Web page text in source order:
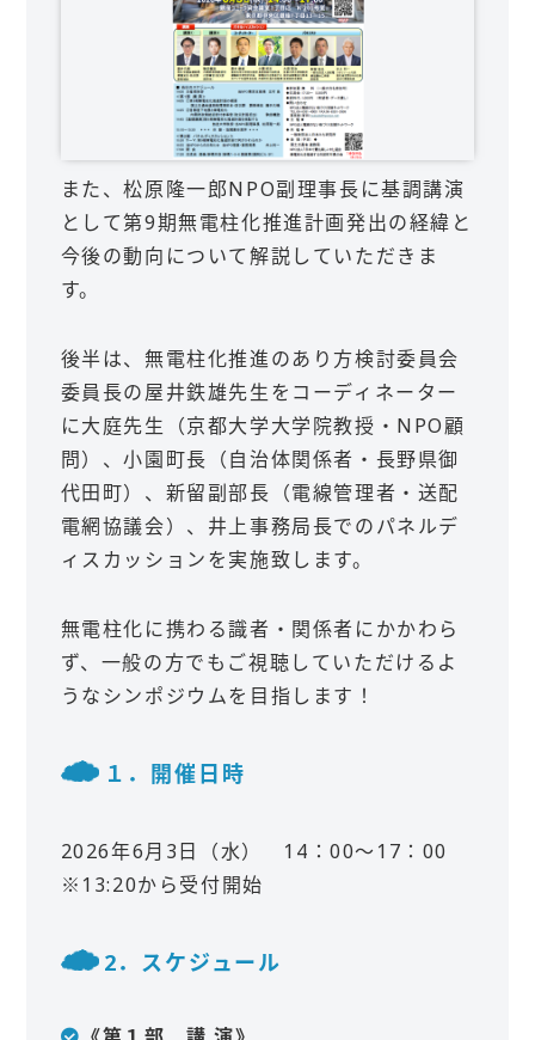
また、松原隆一郎NPO副理事長に基調講演
として第9期無電柱化推進計画発出の経緯と
今後の動向について解説していただきま
す。
後半は、無電柱化推進のあり方検討委員会
委員長の屋井鉄雄先生をコーディネーター
に大庭先生（京都大学大学院教授・NPO顧
問）、小園町長（自治体関係者・長野県御
代田町）、新留副部長（電線管理者・送配
電網協議会）、井上事務局長でのパネルデ
ィスカッションを実施致します。
無電柱化に携わる識者・関係者にかかわら
ず、一般の方でもご視聴していただけるよ
うなシンポジウムを目指します！
１．開催日時
2026年6月3日（水） 14：00～17：00
※13:20から受付開始
2．スケジュール